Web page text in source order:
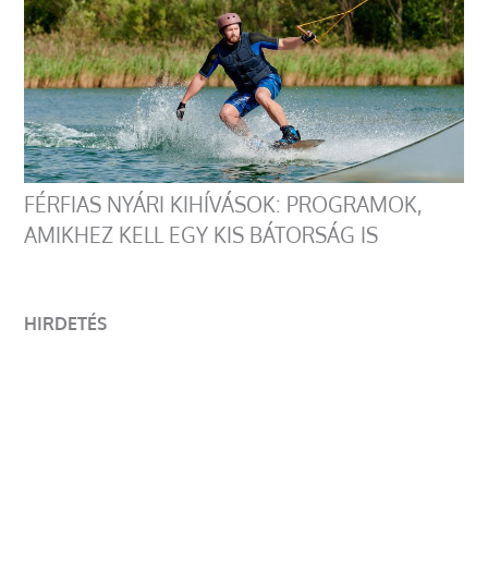
FÉRFIAS NYÁRI KIHÍVÁSOK: PROGRAMOK,
AMIKHEZ KELL EGY KIS BÁTORSÁG IS
HIRDETÉS